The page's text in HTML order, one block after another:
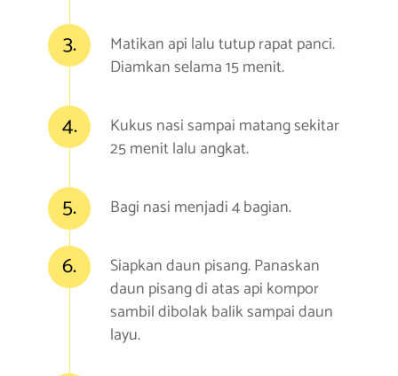
3.
Matikan api lalu tutup rapat panci.
Diamkan selama 15 menit.
4.
Kukus nasi sampai matang sekitar
25 menit lalu angkat.
5. Bagi nasi menjadi 4 bagian.
6.
Siapkan daun pisang. Panaskan
daun pisang di atas api kompor
sambil dibolak balik sampai daun
layu.